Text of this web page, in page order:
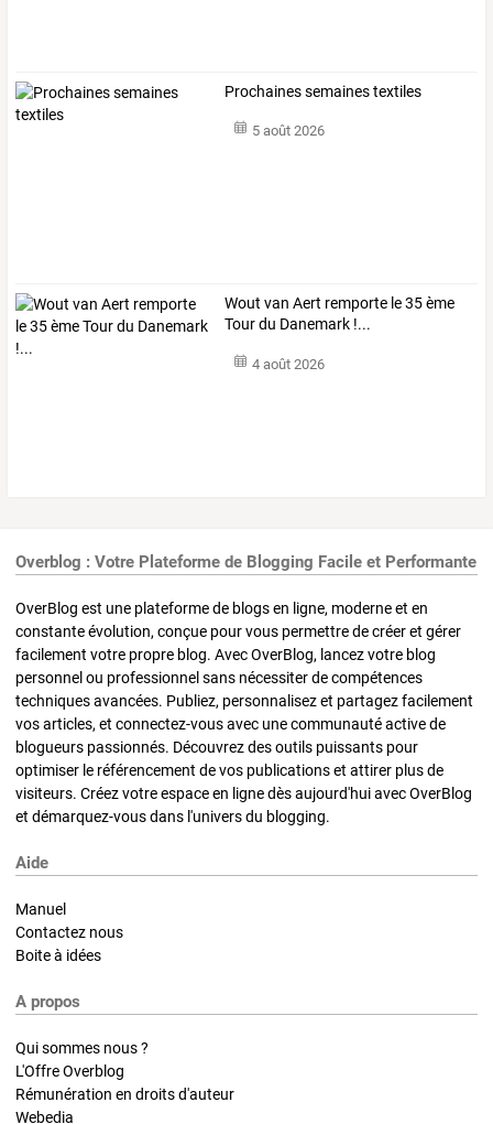
Prochaines semaines textiles
5 août 2026
Wout van Aert remporte le 35 ème
Tour du Danemark !...
4 août 2026
Overblog : Votre Plateforme de Blogging Facile et Performante
OverBlog est une plateforme de blogs en ligne, moderne et en
constante évolution, conçue pour vous permettre de créer et gérer
facilement votre propre blog. Avec OverBlog, lancez votre blog
personnel ou professionnel sans nécessiter de compétences
techniques avancées. Publiez, personnalisez et partagez facilement
vos articles, et connectez-vous avec une communauté active de
blogueurs passionnés. Découvrez des outils puissants pour
optimiser le référencement de vos publications et attirer plus de
visiteurs. Créez votre espace en ligne dès aujourd'hui avec OverBlog
et démarquez-vous dans l'univers du blogging.
Aide
Manuel
Contactez nous
Boite à idées
A propos
Qui sommes nous ?
L'Offre Overblog
Rémunération en droits d'auteur
Webedia